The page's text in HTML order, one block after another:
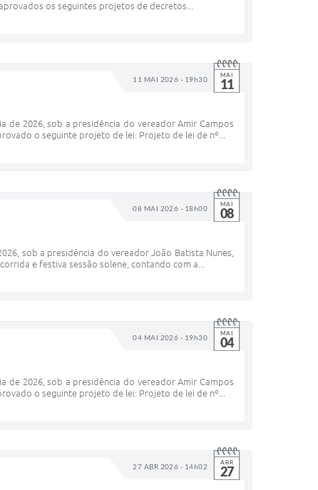
os seguintes projetos de decretos...
11 MAI 2026 - 19h30 MAI
11
de 2026, sob a presidência do vereador Amir Campos
o seguinte projeto de lei: Projeto de lei de nº...
08 MAI 2026 - 18h00 MAI
08
sob a presidência do vereador João Batista Nunes,
e festiva sessão solene, contando com a...
04 MAI 2026 - 19h30 MAI
04
de 2026, sob a presidência do vereador Amir Campos
o seguinte projeto de lei: Projeto de lei de nº...
27 ABR 2026 - 14h02 ABR
27